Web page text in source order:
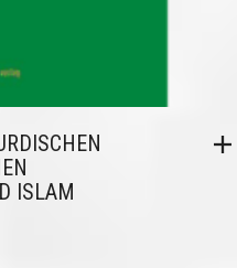
ISLAM